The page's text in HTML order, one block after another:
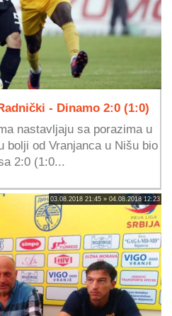
- Dinamo 2:0 (1:0)
nastavljaju sa porazima u
bolji od Vranjanca u Nišu bio
2:0 (1:0...
03.08.2018 21:45 » 04.08.2018 12:23